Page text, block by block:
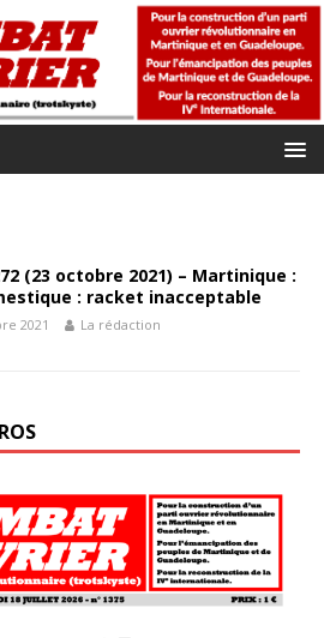
(23 octobre 2021) – Martinique :
: racket inacceptable
2021 La rédaction